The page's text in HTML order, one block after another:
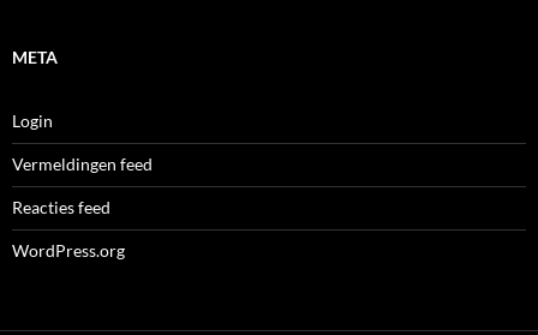
META
Login
Vermeldingen feed
Reacties feed
WordPress.org